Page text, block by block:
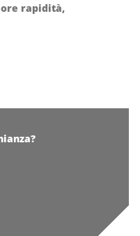
rapidità,